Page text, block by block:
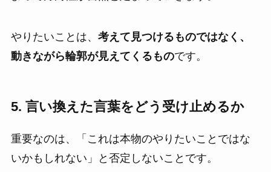
やりたいことは、 考えて見つけるものではなく、
動きながら輪郭が見えてくるものです。
5. 言い換えた言葉をどう受け止めるか
重要なのは、「これは本物のやりたいことではな
いかもしれない」と否定しないことです。